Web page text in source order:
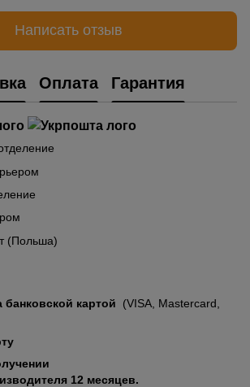
Написать отзыв
Оплата Гарантия
(Польша)
картой
(VISA, Mastercard,
12 месяцев.